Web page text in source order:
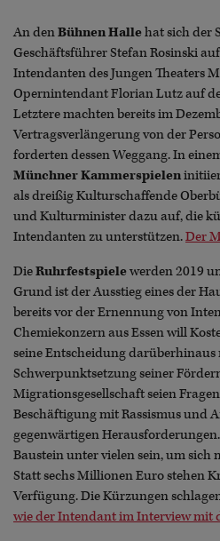
An denBühnen Hallehat sich der
Geschäftsführer Stefan Rosinski
Intendanten des Jungen Theaters
Opernintendant Florian Lutz auf
Letztere machten bereits im
Vertragsverlängerung von der
forderten dessen Weggang. In
Münchner Kammerspielen
als dreißig Kulturschaffende
und Kulturminister dazu auf, die
Intendanten zu unterstützen.Der
DieRuhrfestspielewerden 2019
Grund ist der Ausstieg eines der
bereits vor der Ernennung von
Chemiekonzern aus Essen will
seine Entscheidung darüberhinaus
Schwerpunktsetzung seiner
Migrationsgesellschaft seien
Beschäftigung mit Rassismus und
gegenwärtigen
Baustein unter vielen sein, um sich
Statt sechs Millionen Euro stehen
Verfügung. Die Kürzungen
wie der Intendant im Interview mit